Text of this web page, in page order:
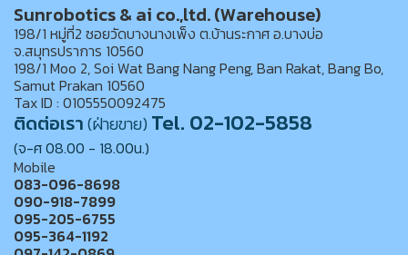
Sunrobotics & ai co.,ltd. (Warehouse)
198/1 หมู่ที่2 ซอยวัดบางนางเพ็ง ต.บ้านระกาศ อ.บางบ่อ
จ.สมุทรปราการ 10560
198/1 Moo 2, Soi Wat Bang Nang Peng, Ban Rakat, Bang Bo,
Samut Prakan 10560
Tax ID : 0105550092475
ติดต่อเรา(ฝ่ายขาย) Tel. 02-102-5858
(จ-ศ 08.00 - 18.00น.)
Mobile
083-096-8698
090-918-7899
095-205-6755
095-364-1192